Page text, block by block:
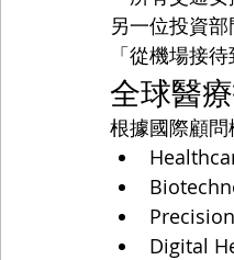
另一位投資部
「從機場接
全球醫
根據國際顧問
Digital